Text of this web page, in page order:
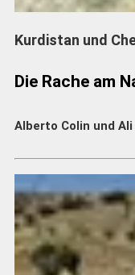
Kurdistan und
Die Rache am
Alberto Colin und Ali